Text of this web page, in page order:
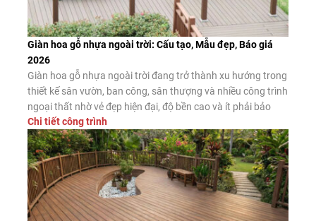
Giàn hoa gỗ nhựa ngoài trời: Cấu tạo, Mẫu đẹp, Báo giá
2026
Giàn hoa gỗ nhựa ngoài trời đang trở thành xu hướng trong
thiết kế sân vườn, ban công, sân thượng và nhiều công trình
ngoại thất nhờ vẻ đẹp hiện đại, độ bền cao và ít phải bảo
dưỡng. Đây là giải pháp thay thế hiệu quả cho giàn hoa gỗ
tự nhiên và giàn […]
Chi tiết công trình